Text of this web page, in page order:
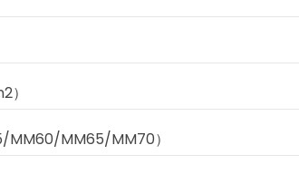
）
MM65/MM70）